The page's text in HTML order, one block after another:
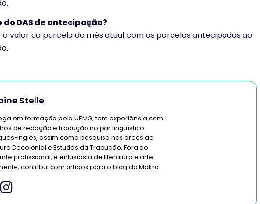
DAS de antecipação?
valor da parcela do mês atual com as parcelas antecipadas ao
Stelle
em formação pela UEMG, tem experiência com
de redação e tradução no par linguístico
inglês, assim como pesquisa nas áreas de
Decolonial e Estudos da Tradução. Fora do
profissional, é entusiasta de literatura e arte.
contribui com artigos para o blog da Makro.